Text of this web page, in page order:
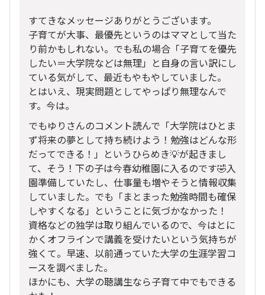
すてきなメッセージありがとうございます。
子育てが大事、最優先というのはママとして当た
り前かもしれない。でも私の場合「子育てを優先
したい＝大学院などは無理」と自身の言い訳にし
ている気がして、最近もやもやしていました。
とはいえ、現実問題としてやっぱり無理なんで
す。今は。
でもゆりさんのコメント読んで「大学院はひとま
ず将来の夢として持ち続けよう！勉強はどんな形
だってできる！」というひらめき💡が起きまし
て、そう！下の子は今春幼稚園に入るのです🤣入
園準備していたし、仕事量も増やそうと情報収集
していました。でも「まとまった勉強時間も確保
しやすくなる」ということに気づかなかった！
資格などの独学は取り組んでいるので、今はとに
かくオフラインで講義を受けたいという気持ちが
強くて。早速、以前通っていた大学の生涯学習コ
ースを調べました。
ほかにも、大学の聴講生なら子育て中でもできる